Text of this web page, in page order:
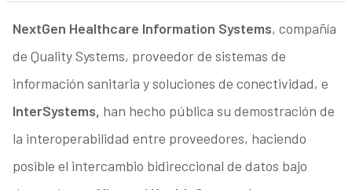
NextGen Healthcare Information Systems, compañía
de Quality Systems, proveedor de sistemas de
información sanitaria y soluciones de conectividad, e
InterSystems, han hecho pública su demostración de
la interoperabilidad entre proveedores, haciendo
posible el intercambio bidireccional de datos bajo